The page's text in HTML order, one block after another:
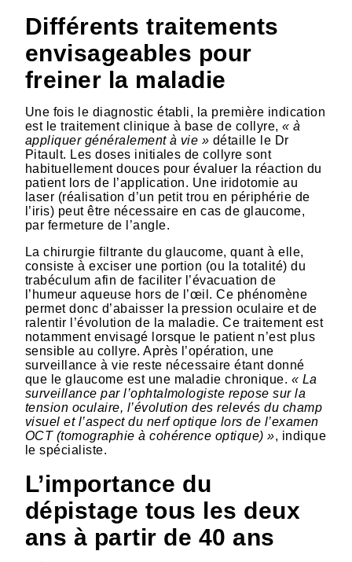
Différents traitements
envisageables pour
freiner la maladie
Une fois le diagnostic établi, la première indication
est le traitement clinique à base de collyre,« à
appliquer généralement à vie » détaille le Dr
Pitault. Les doses initiales de collyre sont
habituellement douces pour évaluer la réaction du
patient lors de l’application. Une iridotomie au
laser (réalisation d’un petit trou en périphérie de
l’iris) peut être nécessaire en cas de glaucome,
par fermeture de l’angle.
La chirurgie filtrante du glaucome, quant à elle,
consiste à exciser une portion (ou la totalité) du
trabéculum afin de faciliter l’évacuation de
l’humeur aqueuse hors de l’œil. Ce phénomène
permet donc d’abaisser la pression oculaire et de
ralentir l’évolution de la maladie. Ce traitement est
notamment envisagé lorsque le patient n’est plus
sensible au collyre. Après l’opération, une
surveillance à vie reste nécessaire étant donné
que le glaucome est une maladie chronique. « La
surveillance par l’ophtalmologiste repose sur la
tension oculaire, l’évolution des relevés du champ
visuel et l’aspect du nerf optique lors de l’examen
OCT (tomographie à cohérence optique) », indique
le spécialiste.
L’importance du
dépistage tous les deux
ans à partir de 40 ans